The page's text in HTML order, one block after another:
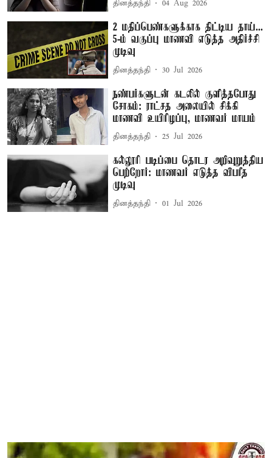
தினத்தந்தி 04 Aug 2026
2 மதிப்பெண்களுக்காக திட்டிய தாய்...
5-ம் வகுப்பு மாணவி எடுத்த அதிர்ச்சி
முடிவு
தினத்தந்தி 30 Jul 2026
நண்பர்களுடன் கடலில் குளித்தபோது
சோகம்: ராட்சத அலையில் சிக்கி
மாணவி உயிரிழப்பு, மாணவர் மாயம்
தினத்தந்தி 25 Jul 2026
கல்லூரி படிப்பை தொடர அறிவுறுத்திய
பெற்றோர்: மாணவர் எடுத்த விபரீத
முடிவு
தினத்தந்தி 01 Jul 2026